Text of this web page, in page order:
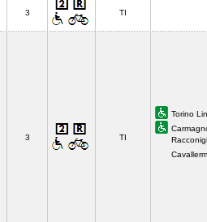
3 TI
3 TI
Torino